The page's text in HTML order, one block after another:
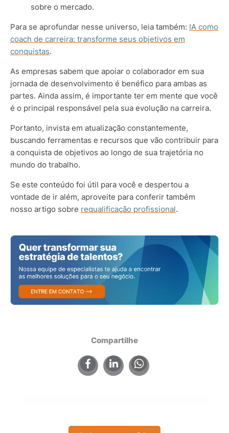
sobre o mercado.
Para se aprofundar nesse universo, leia também: IA como
coach de carreira: transforme seus objetivos em
conquistas.
As empresas sabem que apoiar o colaborador em sua
jornada de desenvolvimento é benéfico para ambas as
partes. Ainda assim, é importante ter em mente que você
é o principal responsável pela sua evolução na carreira.
Portanto, invista em atualização constantemente,
buscando ferramentas e recursos que vão contribuir para
a conquista de objetivos ao longo de sua trajetória no
mundo do trabalho.
Se este conteúdo foi útil para você e despertou a
vontade de ir além, aproveite para conferir também
nosso artigo sobre requalificação profissional.
Compartilhe